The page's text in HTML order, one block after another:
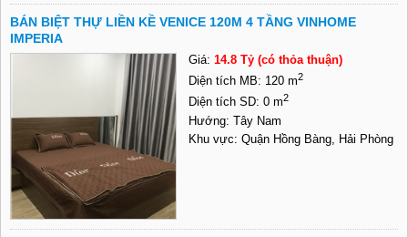
BÁN BIỆT THỰ LIỀN KỀ VENICE 120M 4 TẦNG VINHOME
IMPERIA
Giá: 14.8 Tỷ (có thỏa thuận)
Diện tích MB: 120 m2
Diện tích SD: 0 m2
Hướng: Tây Nam
Khu vực: Quận Hồng Bàng, Hải Phòng